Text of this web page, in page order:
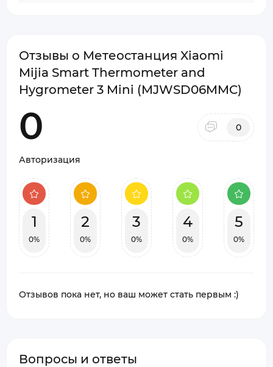
Отзывы о Метеостанция Xiaomi
Mijia Smart Thermometer and
Hygrometer 3 Mini (MJWSD06MMC)
0 0
Авторизация
1
0%
2
0%
3
0%
4
0%
5
0%
Отзывов пока нет, но ваш может стать первым :)
Вопросы и ответы